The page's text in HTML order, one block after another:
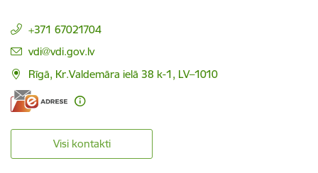
+371 67021704
E-pasts:
vdi@vdi.gov.lv
Rīgā, Kr.Valdemāra ielā 38 k-1, LV–1010
Visi kontakti